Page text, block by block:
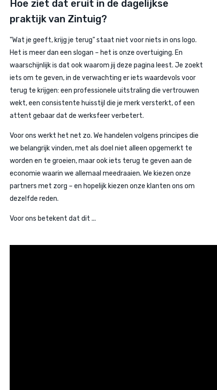
Hoe ziet dat eruit in de dagelijkse
praktijk van Zintuig?
"Wat je geeft, krijg je terug" staat niet voor niets in ons logo.
Het is meer dan een slogan – het is onze overtuiging. En
waarschijnlijk is dat ook waarom jij deze pagina leest. Je zoekt
iets om te geven, in de verwachting er iets waardevols voor
terug te krijgen: een professionele uitstraling die vertrouwen
wekt, een consistente huisstijl die je merk versterkt, of een
attent gebaar dat de werksfeer verbetert.
Voor ons werkt het net zo. We handelen volgens principes die
we belangrijk vinden, met als doel niet alleen opgemerkt te
worden en te groeien, maar ook iets terug te geven aan de
economie waarin we allemaal meedraaien. We kiezen onze
partners met zorg – en hopelijk kiezen onze klanten ons om
dezelfde reden.
Voor ons betekent dat dit ...